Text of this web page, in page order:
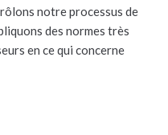
notre processus de
des normes très
en ce qui concerne